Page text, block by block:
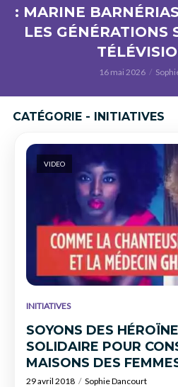
: MARINE
LES GÉNÉRATIONS
16 mai 2026
CATÉGORIE - INITIATIVES
VIDEO
INITIATIVES
SOYONS DES
SOLIDAIRE POUR
MAISONS DES
29 avril 2018 Sophie Dancourt